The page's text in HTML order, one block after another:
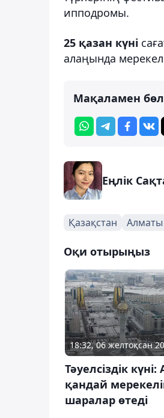
ипподромы.
25 қазан күні
алаңында
Мақаламен
Еңлік
Қазақстан Алматы
Оқи отырыңыз
18:32, 06 желтоқсан
Тәуелсіздік
қандай
шаралар өтеді